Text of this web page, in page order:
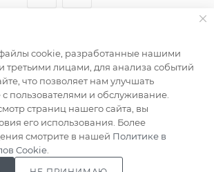
женщин
cookie, разработанные нашими
третьими лицами, для анализа событий
что позволяет нам улучшать
пользователями и обслуживание.
страниц нашего сайта, вы
его использования. Более
смотрите в нашей Политике в
Cookie